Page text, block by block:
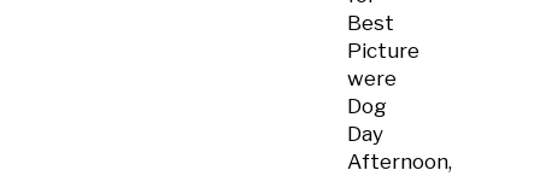
Best
Picture
were
Dog
Day
Afternoon,